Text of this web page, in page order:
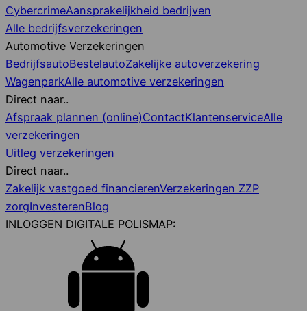
CybercrimeAansprakelijkheid bedrijven
Alle bedrijfsverzekeringen
Automotive Verzekeringen
BedrijfsautoBestelautoZakelijke autoverzekering
WagenparkAlle automotive verzekeringen
Direct naar..
Afspraak plannen (online)ContactKlantenserviceAlle
verzekeringen
Uitleg verzekeringen
Direct naar..
Zakelijk vastgoed financierenVerzekeringen ZZP
zorgInvesterenBlog
INLOGGEN DIGITALE POLISMAP: